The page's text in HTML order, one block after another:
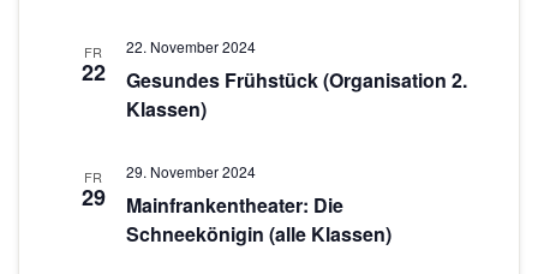
i
s
FR
22
22. November 2024
Gesundes Frühstück (Organisation 2.
Klassen)
FR
29
29. November 2024
Mainfrankentheater: Die
Schneekönigin (alle Klassen)